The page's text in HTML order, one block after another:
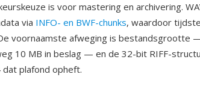
is voor mastering en archivering.
via INFO- en BWF-chunks, waardoor
voornaamste afweging is bestandsgrootte
10 MB in beslag — en de 32-bit RIFF-
dat plafond opheft.